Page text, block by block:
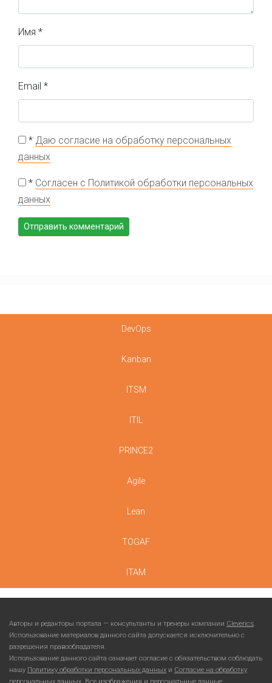
Имя *
Email *
* Даю согласие на обработку персональных
данных
* Согласен с Политикой обработки персональных
данных
DevOps
Kanban
ITSM
ITIL
PRINCE2
Agile
Lean
TOGAF
ITAM
Авторы и редакторы портала — консультанты и тренеры компании Cleverics.
Использование материалов данного сайта допускается исключительно с
разрешения правообладателя.
Использование данного сайта означает согласие с обязательством соблюдать
нашу Политику обработки персональных данных и Согласие на обработку